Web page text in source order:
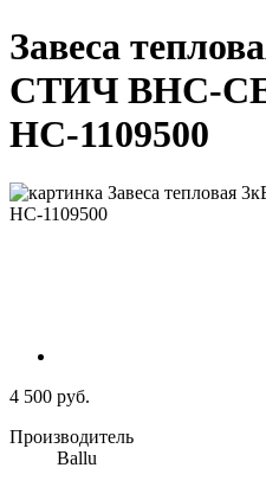
Завеса
СТИЧ BHC-
НС-1109500
4 500 руб.
Производитель
Ballu